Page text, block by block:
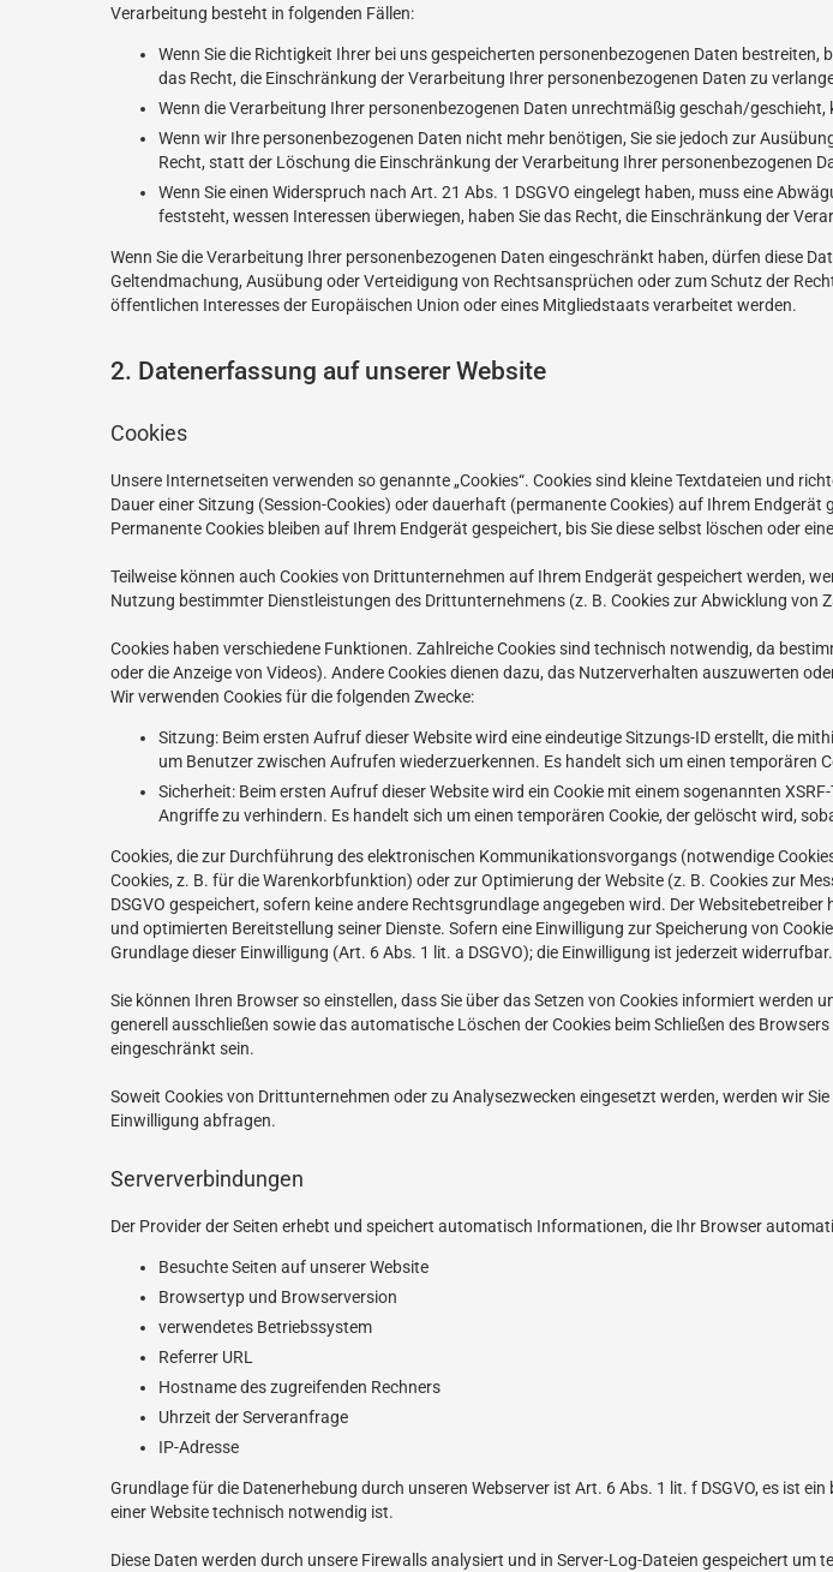
Verarbeitung besteht in folgenden Fällen:
Wenn Sie die Richtigkeit Ihrer bei uns gespeicherten personenbezogenen Daten
das Recht, die Einschränkung der Verarbeitung Ihrer personenbezogenen Daten zu
Wenn die Verarbeitung Ihrer personenbezogenen Daten unrechtmäßig geschah/
Wenn wir Ihre personenbezogenen Daten nicht mehr benötigen, Sie sie jedoch zur
Recht, statt der Löschung die Einschränkung der Verarbeitung Ihrer personenbezogenen
Wenn Sie einen Widerspruch nach Art. 21 Abs. 1 DSGVO eingelegt haben, muss eine
feststeht, wessen Interessen überwiegen, haben Sie das Recht, die Einschränkung der
Wenn Sie die Verarbeitung Ihrer personenbezogenen Daten eingeschränkt haben, dürfen diese
Geltendmachung, Ausübung oder Verteidigung von Rechtsansprüchen oder zum Schutz der
öffentlichen Interesses der Europäischen Union oder eines Mitgliedstaats verarbeitet werden.
2. Datenerfassung auf unserer Website
Cookies
Unsere Internetseiten verwenden so genannte „Cookies“. Cookies sind kleine Textdateien und
Dauer einer Sitzung (Session-Cookies) oder dauerhaft (permanente Cookies) auf Ihrem
Permanente Cookies bleiben auf Ihrem Endgerät gespeichert, bis Sie diese selbst löschen oder
Teilweise können auch Cookies von Drittunternehmen auf Ihrem Endgerät gespeichert werden,
Nutzung bestimmter Dienstleistungen des Drittunternehmens (z. B. Cookies zur Abwicklung von
Cookies haben verschiedene Funktionen. Zahlreiche Cookies sind technisch notwendig, da
oder die Anzeige von Videos). Andere Cookies dienen dazu, das Nutzerverhalten auszuwerten
Wir verwenden Cookies für die folgenden Zwecke:
Sitzung: Beim ersten Aufruf dieser Website wird eine eindeutige Sitzungs-ID erstellt, die
um Benutzer zwischen Aufrufen wiederzuerkennen. Es handelt sich um einen temporären
Sicherheit: Beim ersten Aufruf dieser Website wird ein Cookie mit einem sogenannten
Angriffe zu verhindern. Es handelt sich um einen temporären Cookie, der gelöscht wird,
Cookies, die zur Durchführung des elektronischen Kommunikationsvorgangs (notwendige
Cookies, z. B. für die Warenkorbfunktion) oder zur Optimierung der Website (z. B. Cookies zur
DSGVO gespeichert, sofern keine andere Rechtsgrundlage angegeben wird. Der
und optimierten Bereitstellung seiner Dienste. Sofern eine Einwilligung zur Speicherung von
Grundlage dieser Einwilligung (Art. 6 Abs. 1 lit. a DSGVO); die Einwilligung ist jederzeit widerrufbar.
Sie können Ihren Browser so einstellen, dass Sie über das Setzen von Cookies informiert
generell ausschließen sowie das automatische Löschen der Cookies beim Schließen des
eingeschränkt sein.
Soweit Cookies von Drittunternehmen oder zu Analysezwecken eingesetzt werden, werden wir
Einwilligung abfragen.
Serververbindungen
Der Provider der Seiten erhebt und speichert automatisch Informationen, die Ihr Browser
Besuchte Seiten auf unserer Website
Browsertyp und Browserversion
verwendetes Betriebssystem
Referrer URL
Hostname des zugreifenden Rechners
Uhrzeit der Serveranfrage
IP-Adresse
Grundlage für die Datenerhebung durch unseren Webserver ist Art. 6 Abs. 1 lit. f DSGVO, es ist
einer Website technisch notwendig ist.
Diese Daten werden durch unsere Firewalls analysiert und in Server-Log-Dateien gespeichert